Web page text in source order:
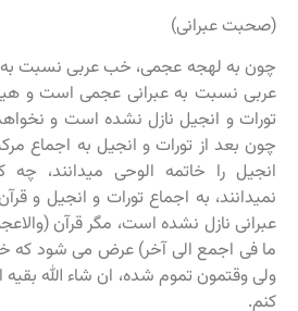
(صحبت عبرانی)
چون به لهجه عجمی، خب عربی نسبت
عربی نسبت به عبرانی عجمی است و
تورات و انجیل نازل نشده است و
چون بعد از تورات و انجیل به اجماع
انجیل را خاتمه الوحی میدانند،
نمیدانند، به اجماع تورات و انجیل و
عبرانی نازل نشده است، مگر قرآن
ما فی اجمع الی آخر) عرض می شود که
ولی وقتمون تموم شده، ان شاء الله
کنم.